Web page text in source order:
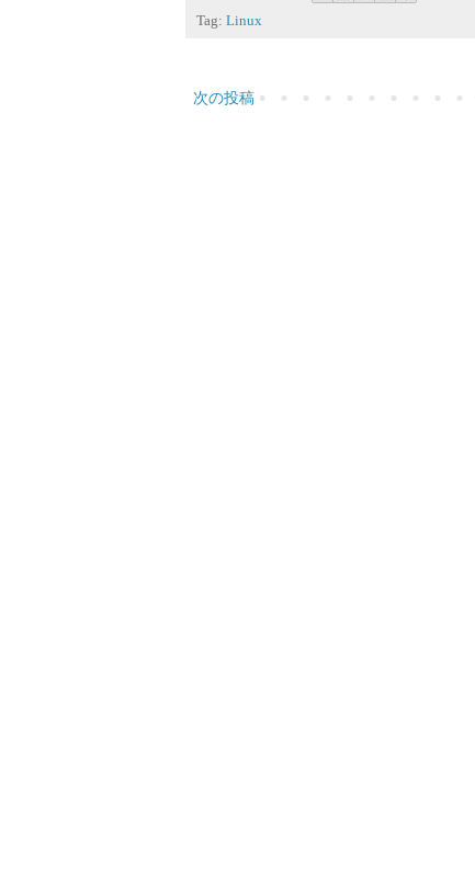
Tag: Linux
次の投稿